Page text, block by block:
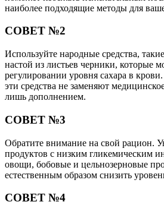
наиболее подходящие методы для
СОВЕТ №2
Используйте народные средства,
настой из листьев черники, которые
регулировании уровня сахара в
эти средства не заменяют
лишь дополнением.
СОВЕТ №3
Обратите внимание на свой рацион.
продуктов с низким гликемическим
овощи, бобовые и цельнозерновые
естественным образом снизить
СОВЕТ №4